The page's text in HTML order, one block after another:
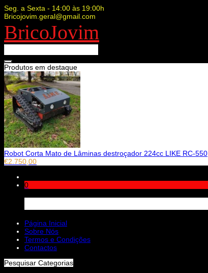
Seg. a Sexta - 14:00 às 19:00h
Bricojovim.geral@gmail.com
BricoJovim
Produtos em destaque
Robot Corta Mato de Lâminas destroçador 224cc LIKE RC-550
€2.750,00
0
Página Inicial
Sobre Nós
Termos e Condições
Contactos
Pesquisar Categorias